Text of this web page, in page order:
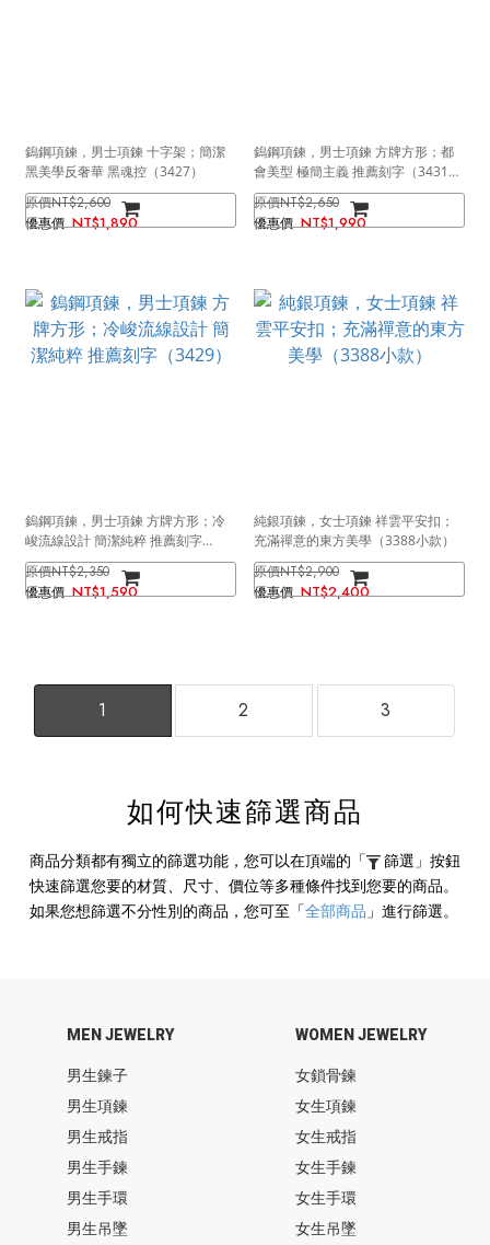
鎢鋼項鍊，男士項鍊 十字架；簡潔
黑美學反奢華 黑魂控（3427）
NT$2,600
NT$1,890
鎢鋼項鍊，男士項鍊 方牌方形；都
會美型 極簡主義 推薦刻字（3431大
款）
NT$2,650
NT$1,990
鎢鋼項鍊，男士項鍊 方牌方形；冷
峻流線設計 簡潔純粹 推薦刻字
（3429）
NT$2,350
NT$1,590
純銀項鍊，女士項鍊 祥雲平安扣；
充滿禪意的東方美學（3388小款）
NT$2,900
NT$2,400
1 2 3
如何快速篩選商品
商品分類都有獨立的篩選功能，您可以在頂端的 「 篩選」 按鈕
快速篩選您要的材質、尺寸、價位等多種條件找到您要的商品。
如果您想篩選不分性別的商品，您可至 「全部商品 」 進行篩選。
MEN JEWELRY
男生鍊子
男生項鍊
男生戒指
男生手鍊
男生手環
男生吊墜
WOMEN JEWELRY
女鎖骨鍊
女生項鍊
女生戒指
女生手鍊
女生手環
女生吊墜